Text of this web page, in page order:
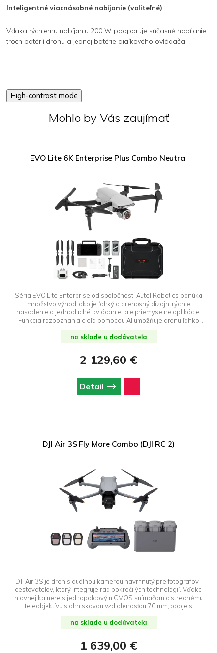
Inteligentné viacnásobné nabíjanie (voliteľné)
Vďaka rýchlemu nabíjaniu 200 W podporuje súčasné nabíjanie
troch batérií dronu a jednej batérie diaľkového ovládača.
High-contrast mode
Mohlo by Vás zaujímať
EVO Lite 6K Enterprise Plus Combo Neutral
Séria EVO Lite Enterprise od spoločnosti Autel Robotics ponúka
množstvo výhod, ako je ľahký a prenosný dizajn, rýchle
nasadenie a jednoduché ovládanie pre priemyselné aplikácie.
Funkcia rozpoznania cieľa pomocou AI umožňuje dronu ľahko
Trojsmerový systém pre výhybanie sa prekážkam poskytuje
bezpečný zážitok z lietania. V spojení s profesionálnym letovým
užívateľsky prívetivú interakciu, flexibilné nasadenie pre jednu
bezpečnosť či pátranie.
na sklade u dodávateľa
2 129,60 €
Detail
DJI Air 3S Fly More Combo (DJI RC 2)
DJI Air 3S je dron s duálnou kamerou navrhnutý pre fotografov-
cestovateľov, ktorý integruje rad pokročilých technológií. Vďaka
hlavnej kamere s jednopalcovým CMOS snímačom a strednému
teleobjektívu s ohniskovou vzdialenosťou 70 mm, oboje s
portréty a ďalšie scény v ohromujúcich detailoch. Obe kamery
taktiež podporujú novú funkciu Free Panorama, ktorá umožňuje
kompozície s všesmerovým snímaním prekážok a novú
na sklade u dodávateľa
1 639,00 €